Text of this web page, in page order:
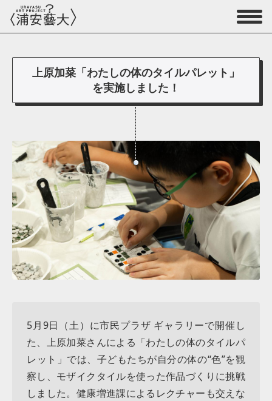
上原加菜「わたしの体のタイルパレット」
を実施しました！
5月9日（土）に市民プラザ ギャラリーで開催し
た、上原加菜さんによる「わたしの体のタイルパ
レット」では、子どもたちが自分の体の“色”を観
察し、モザイクタイルを使った作品づくりに挑戦
しました。健康増進課によるレクチャーも交えな